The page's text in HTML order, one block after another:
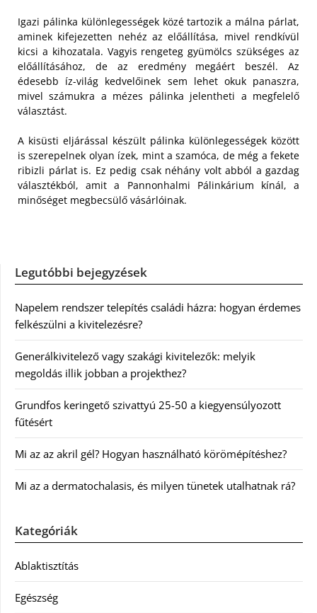
Igazi pálinka különlegességek közé tartozik a málna párlat,
aminek kifejezetten nehéz az előállítása, mivel rendkívül
kicsi a kihozatala. Vagyis rengeteg gyümölcs szükséges az
előállításához, de az eredmény megáért beszél. Az
édesebb íz-világ kedvelőinek sem lehet okuk panaszra,
mivel számukra a mézes pálinka jelentheti a megfelelő
választást.
A kisüsti eljárással készült pálinka különlegességek között
is szerepelnek olyan ízek, mint a szamóca, de még a fekete
ribizli párlat is. Ez pedig csak néhány volt abból a gazdag
választékból, amit a Pannonhalmi Pálinkárium kínál, a
minőséget megbecsülő vásárlóinak.
Legutóbbi bejegyzések
Napelem rendszer telepítés családi házra: hogyan érdemes
felkészülni a kivitelezésre?
Generálkivitelező vagy szakági kivitelezők: melyik
megoldás illik jobban a projekthez?
Grundfos keringető szivattyú 25-50 a kiegyensúlyozott
fűtésért
Mi az az akril gél? Hogyan használható körömépítéshez?
Mi az a dermatochalasis, és milyen tünetek utalhatnak rá?
Kategóriák
Ablaktisztítás
Egészség